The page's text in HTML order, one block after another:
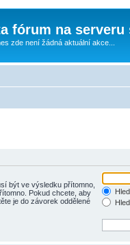
fórum na serveru
zde není žádná aktuální akce...
být ve výsledku přítomno,
Pokud chcete, aby
je do závorek oddělené